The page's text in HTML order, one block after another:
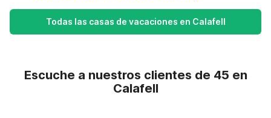
Todas las casas de vacaciones en Calafell
Escuche a nuestros clientes de 45 en
Calafell